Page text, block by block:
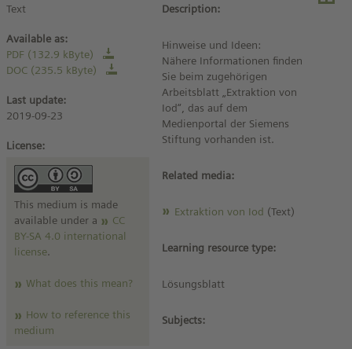
Text
Available as:
PDF (132.9 kByte)
DOC (235.5 kByte)
Last update:
2019-09-23
License:
This medium is made
available under a
CC
BY-SA 4.0 international
license.
What does this mean?
How to reference this
medium
Description:
Hinweise und Ideen:
Nähere Informationen finden
Sie beim zugehörigen
Arbeitsblatt „Extraktion von
Iod“, das auf dem
Medienportal der Siemens
Stiftung vorhanden ist.
Related media:
Extraktion von Iod (Text)
Learning resource type:
Lösungsblatt
Subjects: